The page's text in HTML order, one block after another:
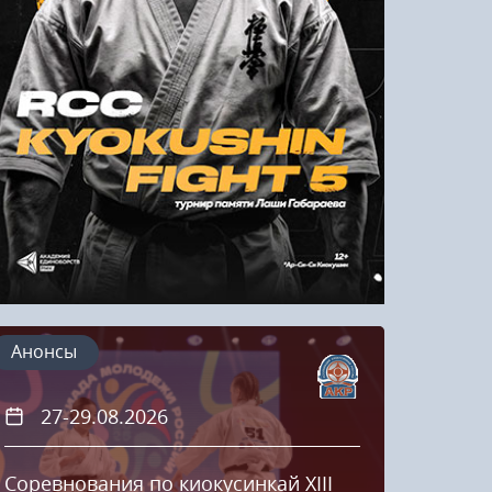
Напомнить пароль
Регистрация
27-29.08.2026
Соревнования по киокусинкай XIII
Анонсы